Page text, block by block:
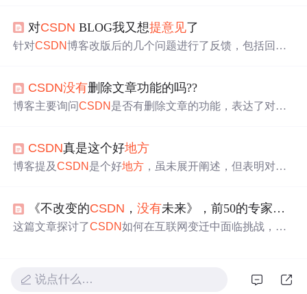
对CSDN BLOG我又想提意见了
针对CSDN博客改版后的几个问题进行了反馈，包括回复
CSDN没有删除文章功能的吗??
博客主要询问CSDN 是否有删除文章的功能，表达了对该
CSDN真是这个好地方
博客提及CSDN 是个好地方 ，虽未展开阐述，但表明对CS
《不改变的CSDN ，没有未来》，前50的专家实名发文
这篇文章探讨了CSDN如何在互联网变迁中面临挑战，曾
说点什么…